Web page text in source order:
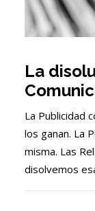
La
La Publicidad
los ganan. La
misma. Las
disolvemos